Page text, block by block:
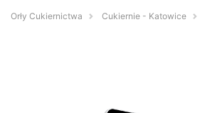
Orły Cukiernictwa Cukiernie - Katowice